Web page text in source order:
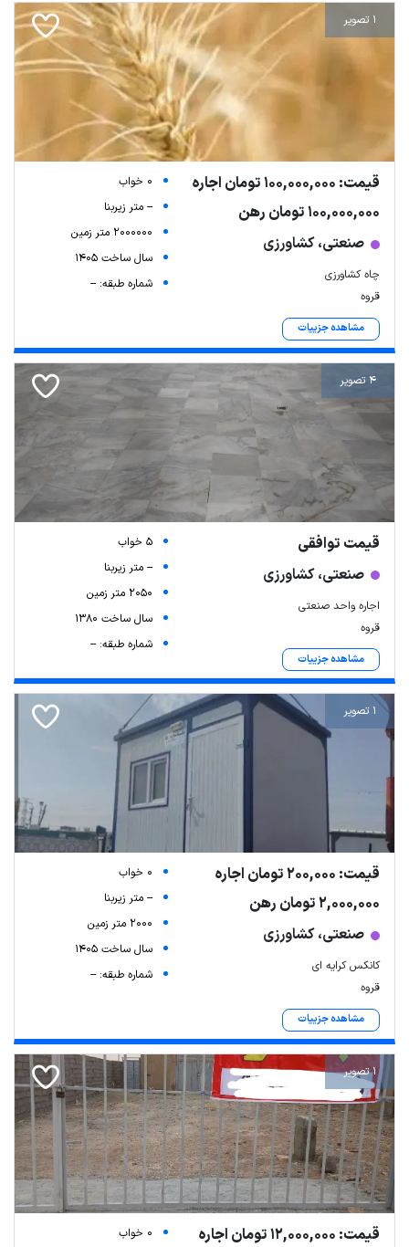
1 تصویر
قیمت: 100,000,000 تومان اجاره
100,000,000 تومان رهن
صنعتی، کشاورزی
چاه کشاورزی
قروه
مشاهده جزییات
0 خواب
-- متر زیربنا
2000000 متر زمین
سال ساخت 1405
شماره طبقه: --
4 تصویر
قیمت توافقی
صنعتی، کشاورزی
اجاره واحد صنعتی
قروه
مشاهده جزییات
5 خواب
-- متر زیربنا
2050 متر زمین
سال ساخت 1380
شماره طبقه: --
1 تصویر
قیمت: 200,000 تومان اجاره
2,000,000 تومان رهن
صنعتی، کشاورزی
کانکس کرایه ای
قروه
مشاهده جزییات
0 خواب
-- متر زیربنا
2000 متر زمین
سال ساخت 1405
شماره طبقه: --
1 تصویر
قیمت: 12,000,000 تومان اجاره
0 خواب